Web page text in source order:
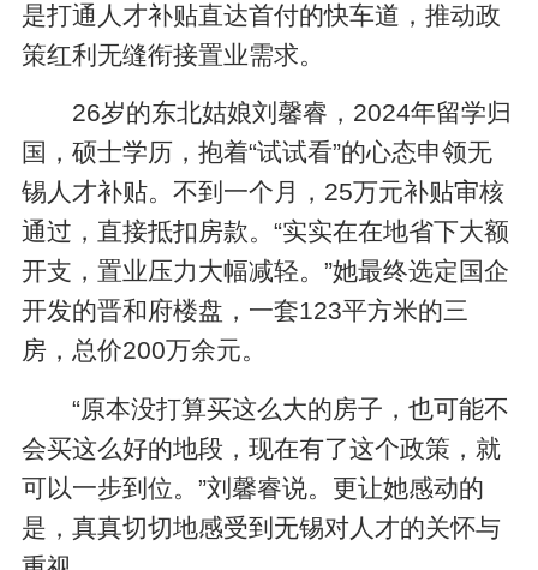
是打通人才补贴直达首付的快车道，推动政
策红利无缝衔接置业需求。
26岁的东北姑娘刘馨睿，2024年留学归
国，硕士学历，抱着“试试看”的心态申领无
锡人才补贴。不到一个月，25万元补贴审核
通过，直接抵扣房款。“实实在在地省下大额
开支，置业压力大幅减轻。”她最终选定国企
开发的晋和府楼盘，一套123平方米的三
房，总价200万余元。
“原本没打算买这么大的房子，也可能不
会买这么好的地段，现在有了这个政策，就
可以一步到位。”刘馨睿说。更让她感动的
是，真真切切地感受到无锡对人才的关怀与